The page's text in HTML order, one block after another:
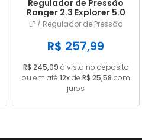
Regulador de Pressão
Ranger 2.3 Explorer 5.0
Mustang 2.8 e 5.0 LP228
LP / Regulador de Pressão
R$ 257,99
R$ 245,09 à vista no deposito
ou em até 12xde R$ 25,58 com
juros